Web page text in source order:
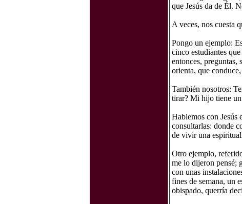
que Jesús da de Él.
A veces, nos cuesta
Pongo un ejemplo:
cinco estudiantes
entonces, preguntas,
orienta, que
También nosotros:
tirar? Mi hijo tiene
Hablemos con Jesús
consultarlas: donde
de vivir una
Otro ejemplo,
me lo dijeron pensé;
con unas
fines de semana, un
obispado, querría